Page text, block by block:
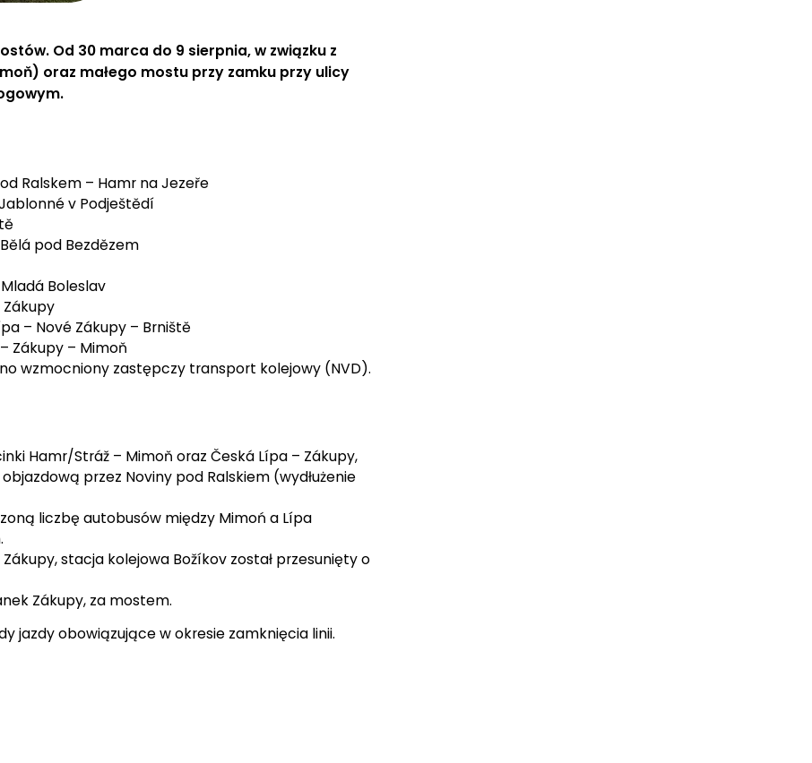
Od 30 marca do 9 sierpnia, w związku z
oraz małego mostu przy zamku przy ulicy
Ralskem – Hamr na Jezeře
v Podještědí
pod Bezdězem
Boleslav
– Nové Zákupy – Brniště
Zákupy – Mimoň
wzmocniony zastępczy transport kolejowy (NVD).
Hamr/Stráž – Mimoň oraz Česká Lípa – Zákupy,
przez Noviny pod Ralskiem (wydłużenie
liczbę autobusów między Mimoń a Lípa
stacja kolejowa Božíkov został przesunięty o
Zákupy, za mostem.
jazdy obowiązujące w okresie zamknięcia linii.